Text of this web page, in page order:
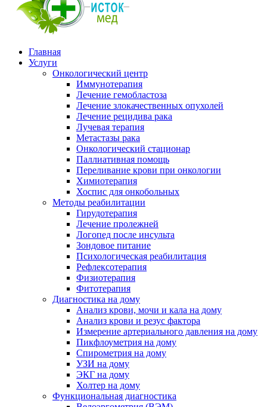
Главная
Услуги
Онкологический центр
Иммунотерапия
Лечение гемобластоза
Лечение злокачественных опухолей
Лечение рецидива рака
Лучевая терапия
Метастазы рака
Онкологический стационар
Паллиативная помощь
Переливание крови при онкологии
Химиотерапия
Хоспис для онкобольных
Методы реабилитации
Гирудотерапия
Лечение пролежней
Логопед после инсульта
Зондовое питание
Психологическая реабилитация
Рефлексотерапия
Физиотерапия
Фитотерапия
Диагностика на дому
Анализ крови, мочи и кала на дому
Анализ крови и резус фактора
Измерение артериального давления на дому
Пикфлоуметрия на дому
Спирометрия на дому
УЗИ на дому
ЭКГ на дому
Холтер на дому
Функциональная диагностика